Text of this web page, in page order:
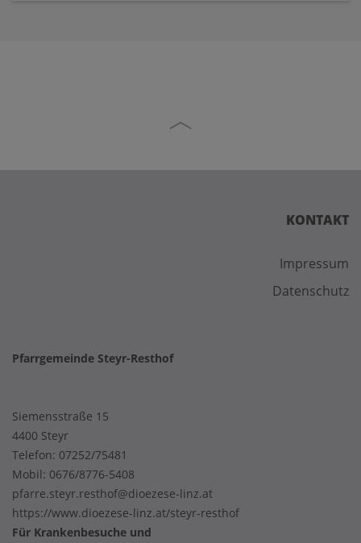
KONTAKT
Impressum
Datenschutz
Pfarrgemeinde Steyr-Resthof
Siemensstraße 15
4400 Steyr
Telefon: 07252/75481
Mobil: 0676/8776-5408
pfarre.steyr.resthof@dioezese-linz.at
https://www.dioezese-linz.at/steyr-resthof
Für Krankenbesuche und